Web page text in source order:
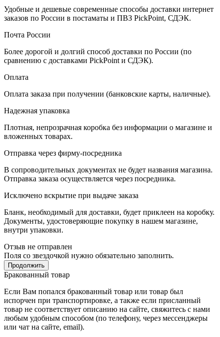
Удобные и дешевые современные способы доставки интернет
заказов по России в постаматы и ПВЗ PickPoint, СДЭК.
Почта России
Более дорогой и долгий способ доставки по России (по
сравнению с доставками PickPoint и СДЭК).
Оплата
Оплата заказа при получении (банковские карты, наличные).
Надежная упаковка
Плотная, непрозрачная коробка без информации о магазине и
вложенных товарах.
Отправка через фирму-посредника
В сопроводительных документах не будет названия магазина.
Отправка заказа осуществляется через посредника.
Исключено вскрытие при выдаче заказа
Бланк, необходимый для доставки, будет приклеен на коробку.
Документы, удостоверяющие покупку в нашем магазине,
внутри упаковки.
Отзыв не отправлен
Поля со звездочкой нужно обязательно заполнить.
Продолжить
Бракованный товар
Если Вам попался бракованный товар или товар был
испорчен при транспортировке, а также если присланный
товар не соответствует описанию на сайте, свяжитесь с нами
любым удобным способом (по телефону, через мессенджеры
или чат на сайте, email).